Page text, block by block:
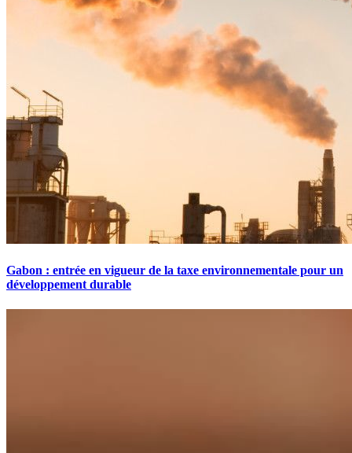
Gabon : entrée en vigueur de la taxe environnementale pour un
développement durable